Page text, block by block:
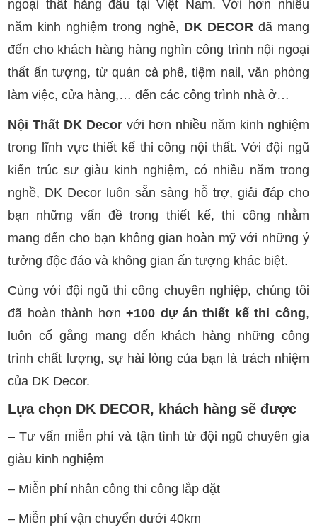
ngoại thất hàng đầu tại Việt Nam. Với hơn nhiều
năm kinh nghiệm trong nghề, DK DECORđã mang
đến cho khách hàng hàng nghìn công trình nội ngoại
thất ấn tượng, từ quán cà phê, tiệm nail, văn phòng
làm việc, cửa hàng,… đến các công trình nhà ở…
Nội Thất DK Decor với hơn nhiều năm kinh nghiệm
trong lĩnh vực thiết kế thi công nội thất. Với đội ngũ
kiến trúc sư giàu kinh nghiệm, có nhiều năm trong
nghề, DK Decor luôn sẵn sàng hỗ trợ, giải đáp cho
bạn những vấn đề trong thiết kế, thi công nhằm
mang đến cho bạn không gian hoàn mỹ với những ý
tưởng độc đáo và không gian ấn tượng khác biệt.
Cùng với đội ngũ thi công chuyên nghiệp, chúng tôi
đã hoàn thành hơn+100 dự án thiết kế thi công,
luôn cố gắng mang đến khách hàng những công
trình chất lượng, sự hài lòng của bạn là trách nhiệm
của DK Decor.
Lựa chọn DK DECOR, khách hàng sẽ được
– Tư vấn miễn phí và tận tình từ đội ngũ chuyên gia
giàu kinh nghiệm
– Miễn phí nhân công thi công lắp đặt
– Miễn phí vận chuyển dưới 40km